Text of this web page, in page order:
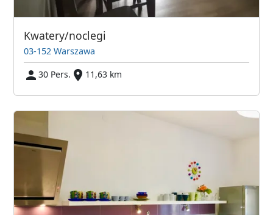
Kwatery/noclegi
03-152 Warszawa
30 Pers.
11,63 km